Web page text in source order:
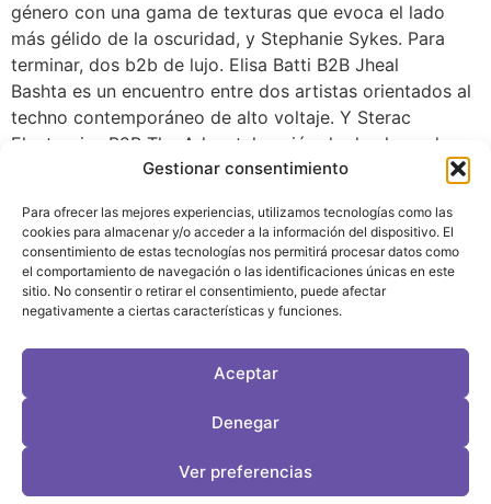
Gestionar consentimiento
Para ofrecer las mejores experiencias, utilizamos tecnologías como las
cookies para almacenar y/o acceder a la información del dispositivo. El
consentimiento de estas tecnologías nos permitirá procesar datos como
el comportamiento de navegación o las identificaciones únicas en este
sitio. No consentir o retirar el consentimiento, puede afectar
negativamente a ciertas características y funciones.
Aceptar
Denegar
Ver preferencias
género con una gama de texturas que evoca el lado
más gélido de la oscuridad, y Stephanie Sykes. Para
terminar, dos b2b de lujo. Elisa Batti B2B Jheal
Bashta es un encuentro entre dos artistas orientados al
techno contemporáneo de alto voltaje. Y Sterac
Electronics B2B The Advent, la unión de dos leyendas
del electro y techno old school. Un B2B cargado de
underground. CONCLUSIÓN Si te gusta la música
electrónica en estado puro, si eres un devoto de los
sonidos más estimulantes, si quieres vivir una
experiencia clubbing completa, tienes una cita
Consigue tus entradas aquí.
Desarrollo web por OrigenDigitalContacto: info@leviragetv